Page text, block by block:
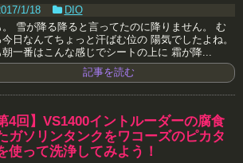
1/18
DIO
。 雪が降る降ると言ってたのに降りません。 む
今日なんてちょっと汗ばむ位の 陽気でしたよね。
一番はこんな感じでシートの上に 霜が降...
記事を読む
4回】VS1400イントルーダーの腐食
ガソリンタンクをワコーズのピカタ
使って洗浄してみよう！